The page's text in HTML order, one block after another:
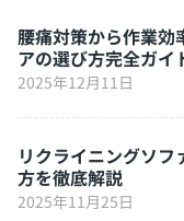
腰痛対策から作業効
アの選び方完全ガイ
2025年12月11日
リクライニングソ
方を徹底解説
2025年11月25日